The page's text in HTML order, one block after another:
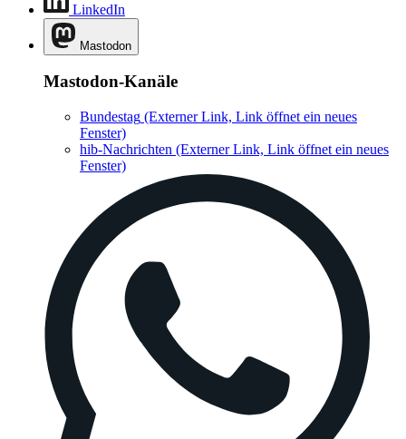
LinkedIn
Mastodon
Mastodon-Kanäle
Bundestag (Externer Link, Link öffnet ein neues
Fenster)
hib-Nachrichten (Externer Link, Link öffnet ein neues
Fenster)